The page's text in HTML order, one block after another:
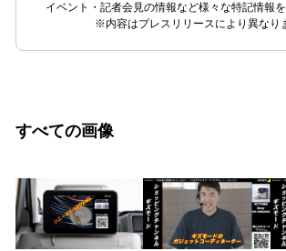
イベント・記者会見の情報など様々な特記情報を
※内容はプレスリリースにより異なり
すべての画像